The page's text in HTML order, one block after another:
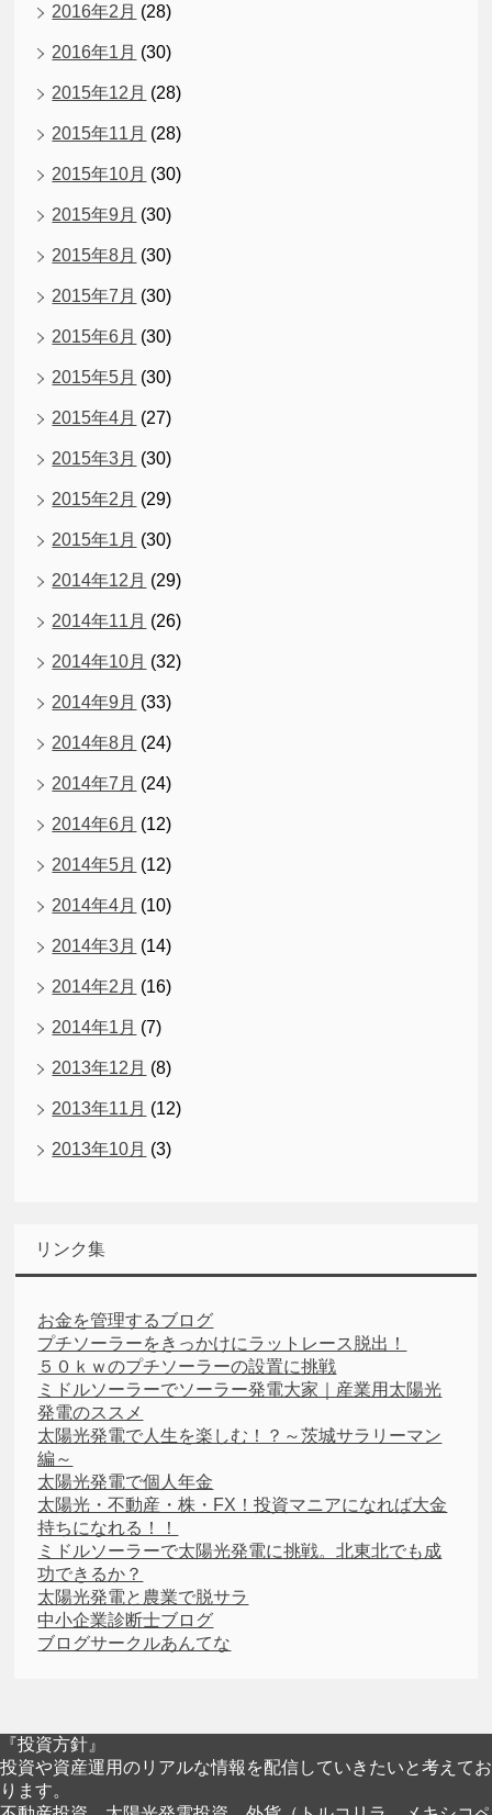
2016年2月 (28)
2016年1月 (30)
2015年12月 (28)
2015年11月 (28)
2015年10月 (30)
2015年9月 (30)
2015年8月 (30)
2015年7月 (30)
2015年6月 (30)
2015年5月 (30)
2015年4月 (27)
2015年3月 (30)
2015年2月 (29)
2015年1月 (30)
2014年12月 (29)
2014年11月 (26)
2014年10月 (32)
2014年9月 (33)
2014年8月 (24)
2014年7月 (24)
2014年6月 (12)
2014年5月 (12)
2014年4月 (10)
2014年3月 (14)
2014年2月 (16)
2014年1月 (7)
2013年12月 (8)
2013年11月 (12)
2013年10月 (3)
リンク集
お金を管理するブログ
プチソーラーをきっかけにラットレース脱出！
５０ｋｗのプチソーラーの設置に挑戦
ミドルソーラーでソーラー発電大家｜産業用太陽光
発電のススメ
太陽光発電で人生を楽しむ！？～茨城サラリーマン
編～
太陽光発電で個人年金
太陽光・不動産・株・FX！投資マニアになれば大金
持ちになれる！！
ミドルソーラーで太陽光発電に挑戦。北東北でも成
功できるか？
太陽光発電と農業で脱サラ
中小企業診断士ブログ
ブログサークルあんてな
『投資方針』
投資や資産運用のリアルな情報を配信していきたいと考えてお
ります。